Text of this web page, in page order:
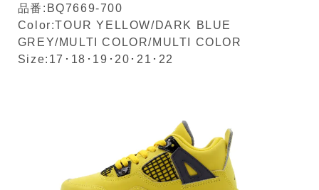
品番:BQ7669-700
Color:TOUR YELLOW/DARK BLUE
GREY/MULTI COLOR/MULTI COLOR
Size:17･18･19･20･21･22